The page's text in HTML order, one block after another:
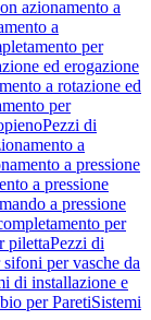
azionamento a
a
per
ed erogazione
a rotazione ed
per
Pezzi di
a
a pressione
a pressione
a pressione
per
pilettaPezzi di
per vasche da
di installazione e
per ParetiSistemi